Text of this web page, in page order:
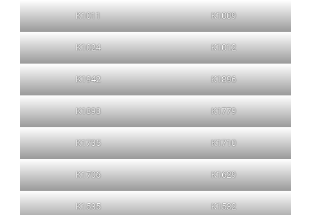
K1011 K1009
K1024 K1012
K1942 K1896
K1893 K1779
K1735 K1710
K1706 K1629
K1535 K1532